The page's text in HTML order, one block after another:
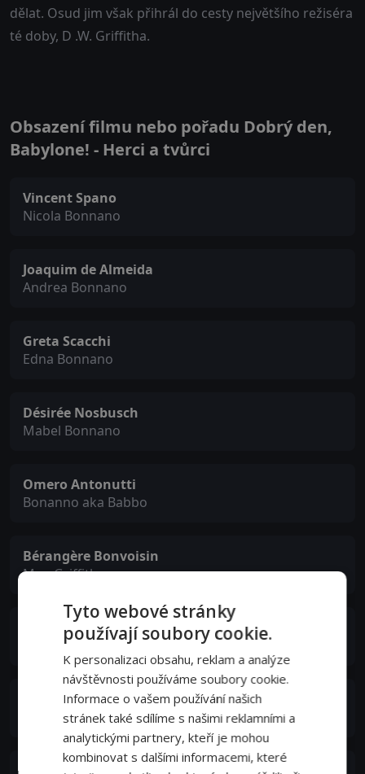
dělat. Osud jim však přihrál do cesty největšího režiséra
té doby, D .W. Griffitha.
Obsazení filmu nebo pořadu Dobrý den,
Babylone! - Herci a tvůrci
Vincent Spano
Nicola Bonnano
Joaquim de Almeida
Andrea Bonnano
Greta Scacchi
Edna Bonnano
Désirée Nosbusch
Mabel Bonnano
Omero Antonutti
Bonanno aka Babbo
Bérangère Bonvoisin
Mrs. Griffith
David Brandon
Grass, Griffith's Production Manager
Brian Freilino
Thompson, Griffith's Assistant
Tyto webové stránky
používají soubory cookie.
K personalizaci obsahu, reklam a analýze
návštěvnosti používáme soubory cookie.
Informace o vašem používání našich
stránek také sdílíme s našimi reklamními a
analytickými partnery, kteří je mohou
kombinovat s dalšími informacemi, které